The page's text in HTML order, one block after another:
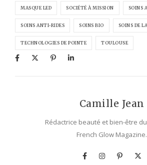
MASQUE LED SOCIÉTÉ À MISSION SOINS
SOINS ANTI-RIDES SOINS BIO SOINS DE
TECHNOLOGIES DE POINTE TOULOUSE
Camille Jean
Rédactrice beauté et bien-être
French Glow Magazine.